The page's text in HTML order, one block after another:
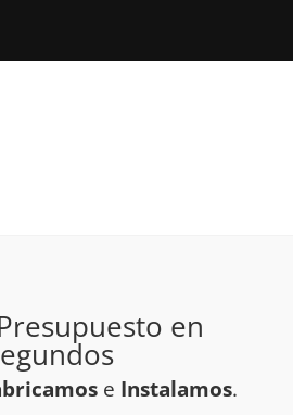
en
e Instalamos.